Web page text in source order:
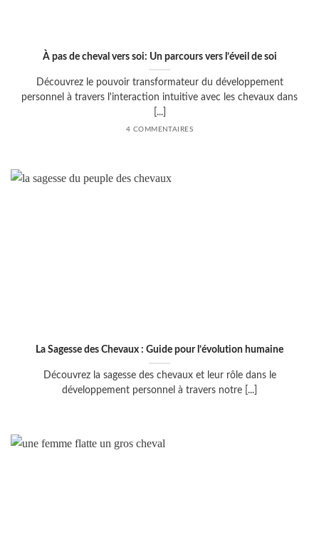
À pas de cheval vers soi: Un parcours vers l’éveil de soi
Découvrez le pouvoir transformateur du développement
personnel à travers l'interaction intuitive avec les chevaux dans
[...]
4 COMMENTAIRES
La Sagesse des Chevaux : Guide pour l’évolution humaine
Découvrez la sagesse des chevaux et leur rôle dans le
développement personnel à travers notre [...]